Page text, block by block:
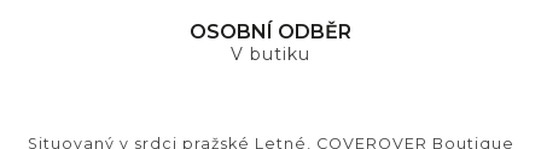
OSOBNÍ ODBĚR
V butiku
Situovaný v srdci pražské Letné, COVEROVER Boutique